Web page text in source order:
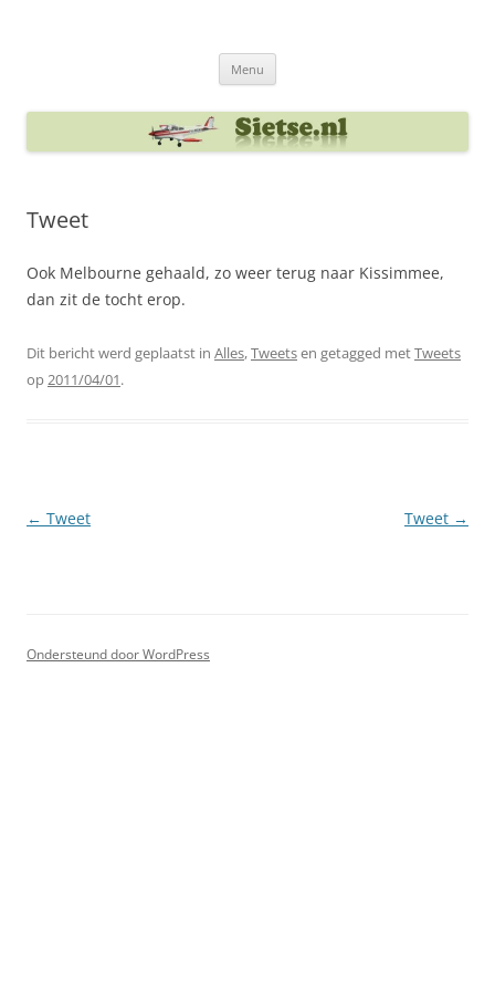
Menu
Tweet
Ook Melbourne gehaald, zo weer terug naar Kissimmee,
dan zit de tocht erop.
Dit bericht werd geplaatst in Alles,Tweetsen getagged metTweets
op2011/04/01.
Berichtnavigatie
← Tweet Tweet →
Ondersteund door WordPress